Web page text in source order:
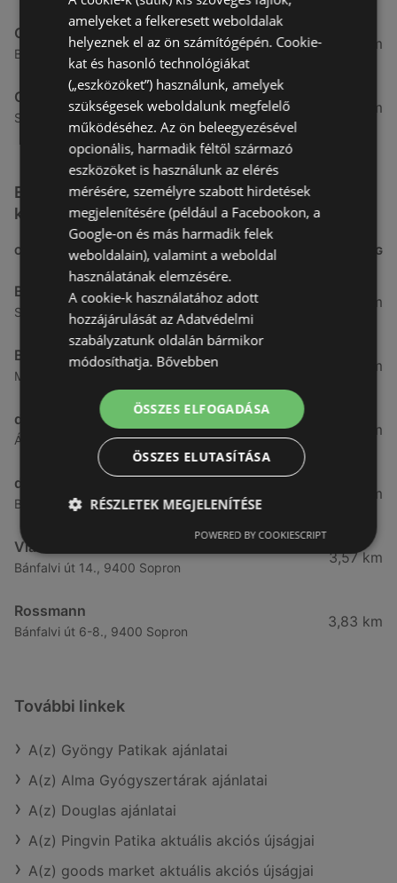
Gyöngy Patikak
Benczúr Gyula u. 38, 9700 Szombathely
49,55 km
Gyöngy Patikak
Semmelweis U. 4-6, 9700 Szombathely
51,01 km
Egyéb Kozmetikumok és Drogéria üzletek a
közelben
CÍM TÁVOLSÁG
Benu Gyógyszertárak
Soproni utca 18., 9423 Ágfalva
0,27 km
Benu Gyógyszertárak
Malompatak U.10, 9400 Sopron
2,55 km
dm
Ágfalvi út 4, 9400, 9400 Sopron
3,26 km
dm
Besenyő u. 23, 9400 Sopron
3,28 km
Vianni
Bánfalvi út 14., 9400 Sopron
3,57 km
Rossmann
Bánfalvi út 6-8., 9400 Sopron
3,83 km
További linkek
A(z) Gyöngy Patikak ajánlatai
A(z) Alma Gyógyszertárak ajánlatai
A(z) Douglas ajánlatai
A(z) Pingvin Patika aktuális akciós újságjai
A(z) goods market aktuális akciós újságjai
amelyeket a felkeresett weboldalak
helyeznek el az ön számítógépén. Cookie-
kat és hasonló technológiákat
(„eszközöket”) használunk, amelyek
szükségesek weboldalunk megfelelő
működéséhez. Az ön beleegyezésével
opcionális, harmadik féltől származó
eszközöket is használunk az elérés
mérésére, személyre szabott hirdetések
megjelenítésére (például a Facebookon, a
Google-on és más harmadik felek
weboldalain), valamint a weboldal
használatának elemzésére.
A cookie-k használatához adott
hozzájárulását az Adatvédelmi
szabályzatunk oldalán bármikor
módosíthatja. Bővebben
ÖSSZES ELFOGADÁSA
ÖSSZES ELUTASÍTÁSA
RÉSZLETEK MEGJELENÍTÉSE
POWERED BY COOKIESCRIPT